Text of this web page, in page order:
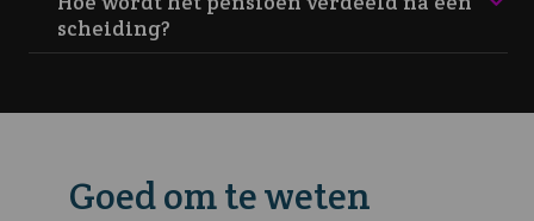
scheiding?
Goed om te weten